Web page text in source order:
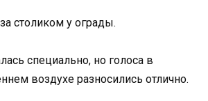
столиком у ограды.
специально, но голоса в
воздухе разносились отлично.